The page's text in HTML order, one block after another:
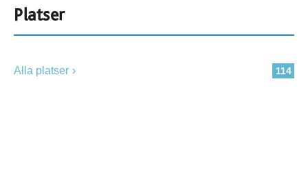
Platser
114
Alla platser